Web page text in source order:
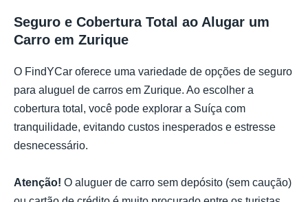
Seguro e Cobertura Total ao Alugar um
Carro em Zurique
O FindYCar oferece uma variedade de opções de seguro
para aluguel de carros em Zurique. Ao escolher a
cobertura total, você pode explorar a Suíça com
tranquilidade, evitando custos inesperados e estresse
desnecessário.
Atenção! O aluguer de carro sem depósito (sem caução)